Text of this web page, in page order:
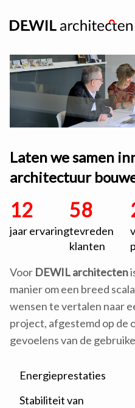
Laten we samen
architectuur
12
jaar ervaring
58
tevreden
klanten
Voor DEWIL architecten
manier om een ​​breed
wensen te vertalen naar
project, afgestemd op de
gevoelens van de
Energieprestaties
Stabiliteit van